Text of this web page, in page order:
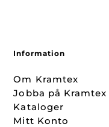
Information
Om Kramtex
Jobba på Kramtex
Kataloger
Mitt Konto